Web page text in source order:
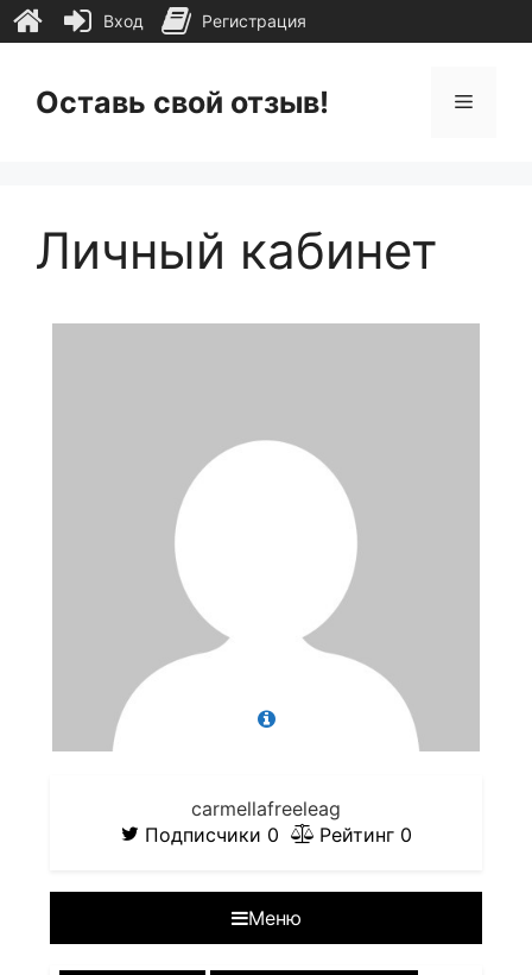
содержимому
Оставь свой отзыв! Меню
Личный кабинет
carmellafreeleag
Подписчики 0 Рейтинг 0
Меню
Вход Регистрация